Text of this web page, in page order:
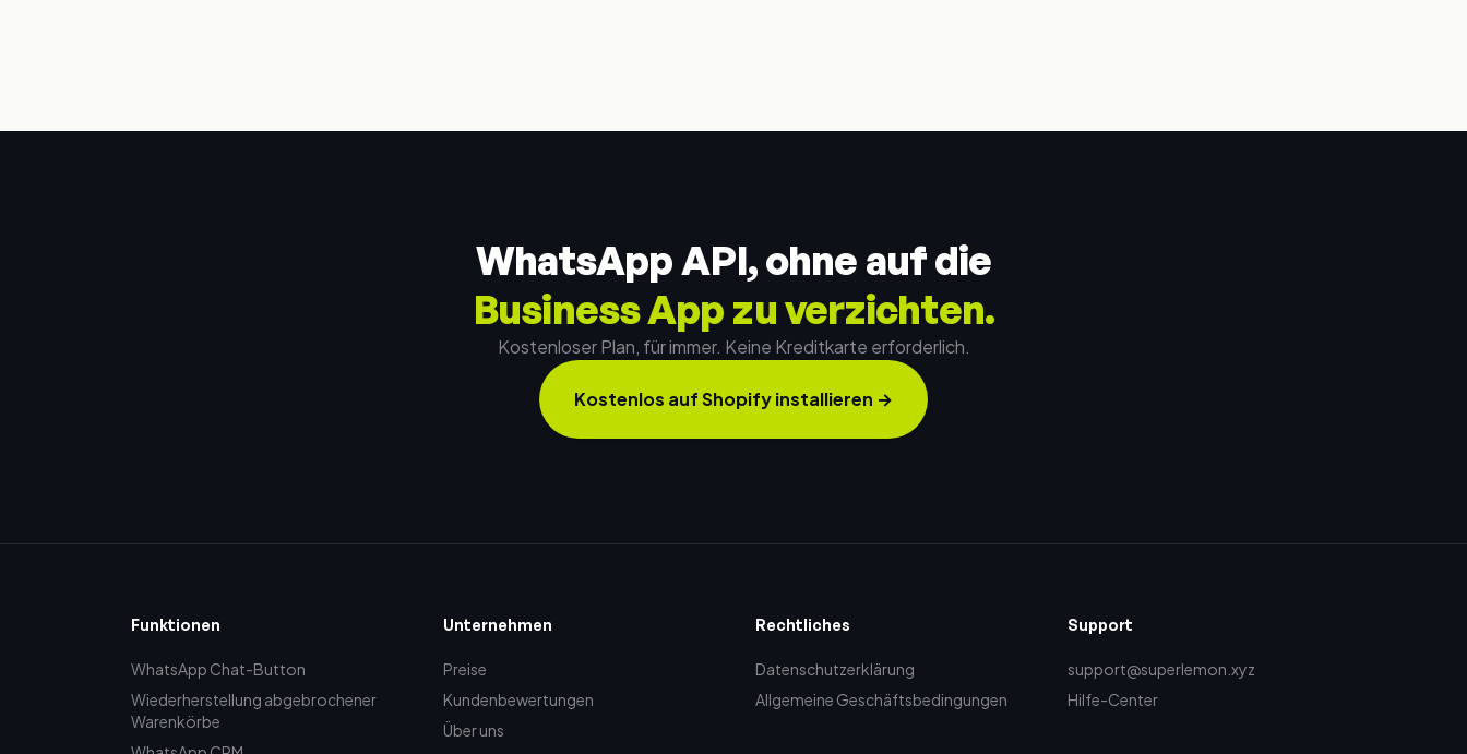
WhatsApp API, ohne auf die
Business App zu verzichten.
Kostenloser Plan, für immer. Keine Kreditkarte erforderlich.
Kostenlos auf Shopify installieren →
Funktionen
WhatsApp Chat-Button
Wiederherstellung abgebrochener
Warenkörbe
Unternehmen
Preise
Kundenbewertungen
Über uns
Rechtliches
Datenschutzerklärung
Allgemeine Geschäftsbedingungen
Support
support@superlemon.xyz
Hilfe-Center